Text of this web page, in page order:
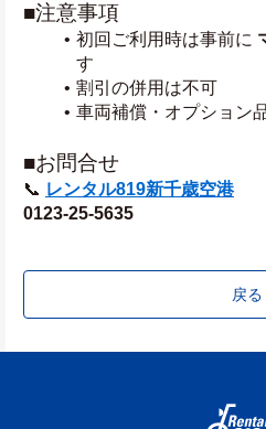
■注意事項
初回ご利用時は事前に
す
割引の併用は不可
車両補償・オプション
■お問合せ
📞 レンタル819新千歳空港
0123-25-5635
戻る